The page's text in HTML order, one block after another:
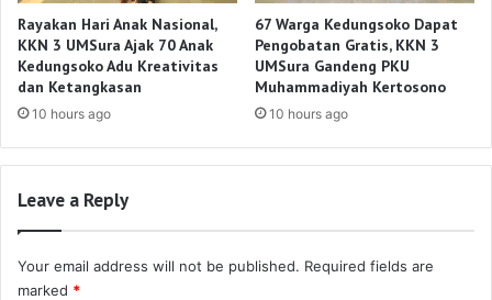
Rayakan Hari Anak Nasional,
KKN 3 UMSura Ajak 70 Anak
Kedungsoko Adu Kreativitas
dan Ketangkasan
10 hours ago
67 Warga Kedungsoko Dapat
Pengobatan Gratis, KKN 3
UMSura Gandeng PKU
Muhammadiyah Kertosono
10 hours ago
Leave a Reply
Your email address will not be published. Required fields are
marked *